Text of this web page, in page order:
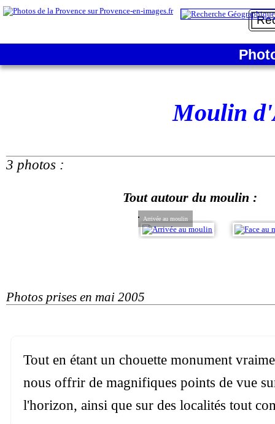
Moulin
3 photos :
Tout autour du moulin :
Arrivée au moulin
Photos prises en mai 2005
Tout en étant un chouette monument
nous offrir de magnifiques points de vue
l'horizon, ainsi que sur des localités tout